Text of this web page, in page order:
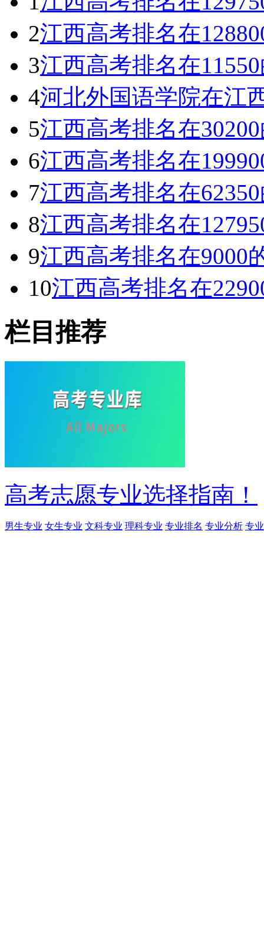
2江西高考排名在
3江西高考排名在
4河北外国语学院在江
5江西高考排名在
6江西高考排名在
7江西高考排名在
8江西高考排名在
9江西高考排名在9000
10江西高考排名在
栏目推荐
高考志愿专业选择指南！
男生专业 女生专业 文科专业 理科专业 专业排名 专业分析 专